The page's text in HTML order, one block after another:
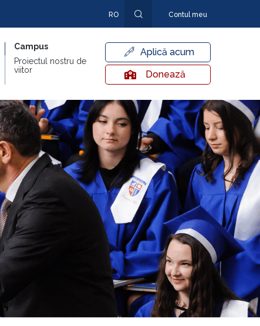
RO Contul meu
Campus
Proiectul nostru de
viitor
Aplică acum
Donează